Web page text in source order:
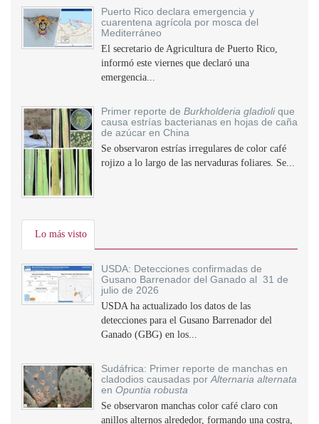
Puerto Rico declara emergencia y
cuarentena agrícola por mosca del
Mediterráneo
El secretario de Agricultura de Puerto Rico,
informó este viernes que declaró una
emergencia...
Primer reporte de Burkholderia gladiolique
causa estrías bacterianas en hojas de caña
de azúcar en China
Se observaron estrías irregulares de color café
rojizo a lo largo de las nervaduras foliares. Se...
Lo más visto
USDA: Detecciones confirmadas de
Gusano Barrenador del Ganado al 31 de
julio de 2026
USDA ha actualizado los datos de las
detecciones para el Gusano Barrenador del
Ganado (GBG) en los...
Sudáfrica: Primer reporte de manchas en
cladodios causadas por Alternaria alternata
en Opuntia robusta
Se observaron manchas color café claro con
anillos alternos alrededor, formando una costra,